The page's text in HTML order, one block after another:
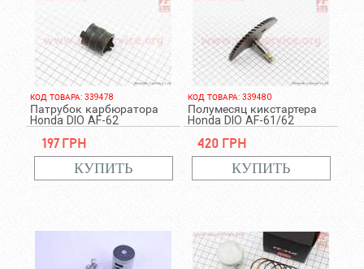
КОД ТОВАРА: 339478
Патрубок карбюратора
Honda DIO AF-62
197 грн
КОД ТОВАРА: 339480
Полумесяц кикстартера
Honda DIO AF-61/62
420 грн